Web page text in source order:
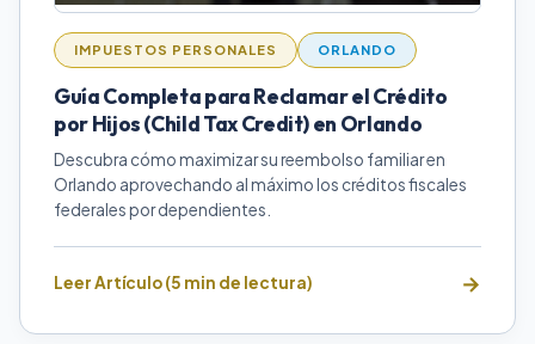
IMPUESTOS PERSONALES ORLANDO
Guía Completa para Reclamar el Crédito
por Hijos (Child Tax Credit) en Orlando
Descubra cómo maximizar su reembolso familiar en
Orlando aprovechando al máximo los créditos fiscales
federales por dependientes.
Leer Artículo (5 min de lectura)